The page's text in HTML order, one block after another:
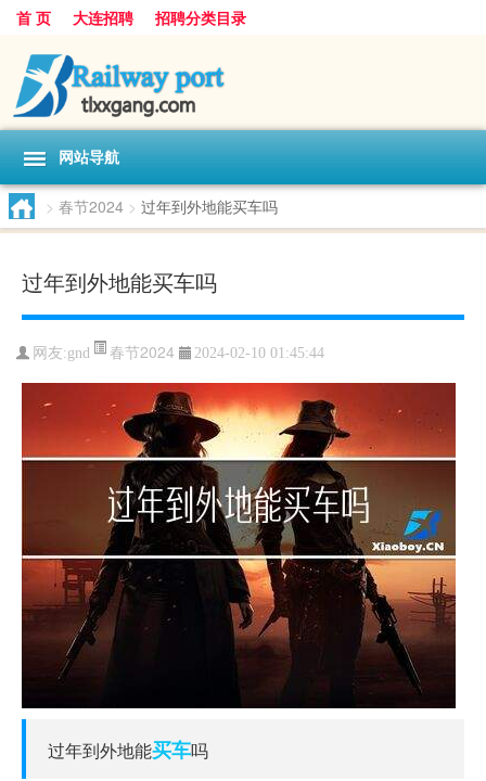
首 页 大连招聘 招聘分类目录
网站导航
> 春节2024 > 过年到外地能买车吗
过年到外地能买车吗
网友:gnd 春节2024 2024-02-10 01:45:44
过年到外地能买车吗